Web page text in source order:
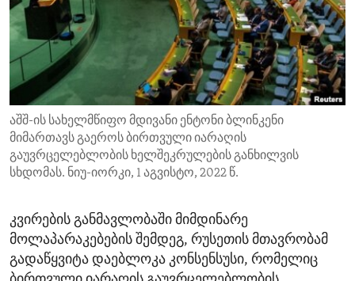
ENVIRONMENT AND HEALTH
IDEALS AND INSTITUTIONS
აშშ-ის სახელმწიფო მდივანი ენტონი ბლინკენი
მიმართავს გაეროს ბირთვული იარაღის
გაუვრცელებლობის ხელშეკრულების განხილვის
სხდომას. ნიუ-იორკი, 1 აგვისტო, 2022 წ.
კვირების განმავლობაში მიმდინარე
მოლაპარაკებების შემდეგ, რუსეთის მთავრობამ
გადაწყვიტა დაებლოკა კონსენსუსი, რომელიც